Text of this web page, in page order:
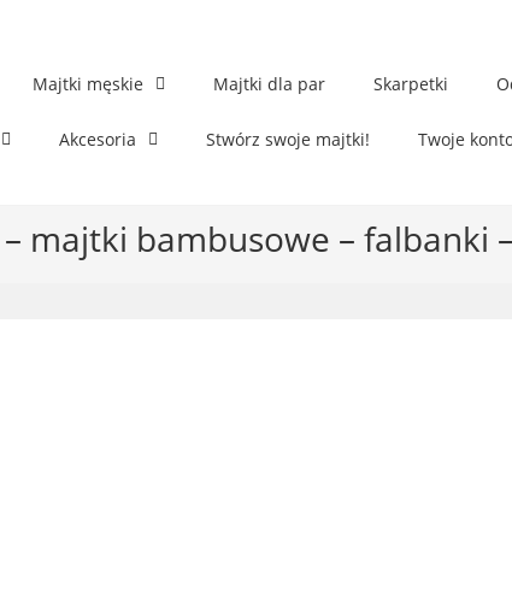
Majtki męskie Majtki dla par Skarpetki
Akcesoria Stwórz swoje majtki! Twoje
majtki bambusowe – falbanki